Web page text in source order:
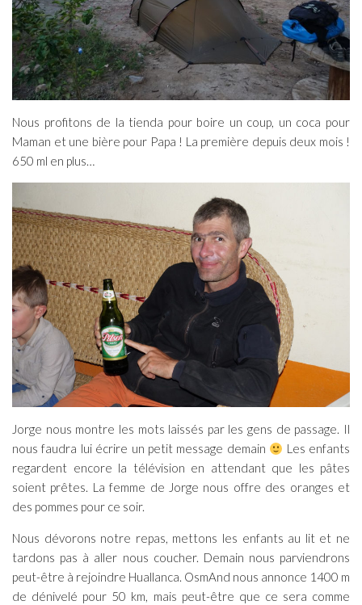
Nous profitons de la tienda pour boire un coup, un coca pour
Maman et une bière pour Papa ! La première depuis deux mois !
650 ml en plus…
Jorge nous montre les mots laissés par les gens de passage. Il
nous faudra lui écrire un petit message demain
Les enfants
regardent encore la télévision en attendant que les pâtes
soient prêtes. La femme de Jorge nous offre des oranges et
des pommes pour ce soir.
Nous dévorons notre repas, mettons les enfants au lit et ne
tardons pas à aller nous coucher. Demain nous parviendrons
peut-être à rejoindre Huallanca. OsmAnd nous annonce 1400 m
de dénivelé pour 50 km, mais peut-être que ce sera comme